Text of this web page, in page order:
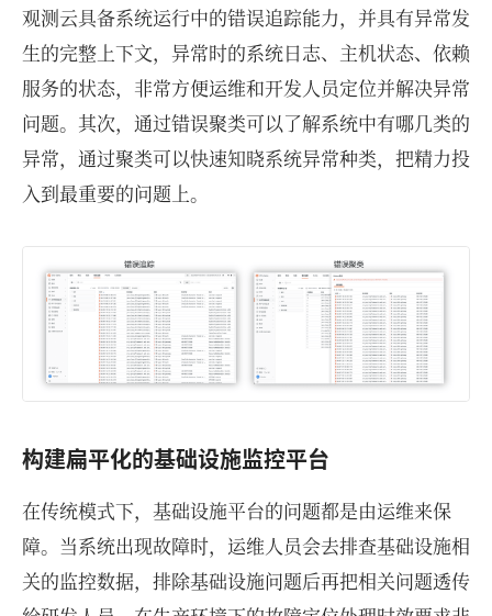
观测云具备系统运行中的错误追踪能力，并具有异常发
生的完整上下文，异常时的系统日志、主机状态、依赖
服务的状态，非常方便运维和开发人员定位并解决异常
问题。其次，通过错误聚类可以了解系统中有哪几类的
异常，通过聚类可以快速知晓系统异常种类，把精力投
入到最重要的问题上。
构建扁平化的基础设施监控平台
在传统模式下，基础设施平台的问题都是由运维来保
障。当系统出现故障时，运维人员会去排查基础设施相
关的监控数据，排除基础设施问题后再把相关问题透传